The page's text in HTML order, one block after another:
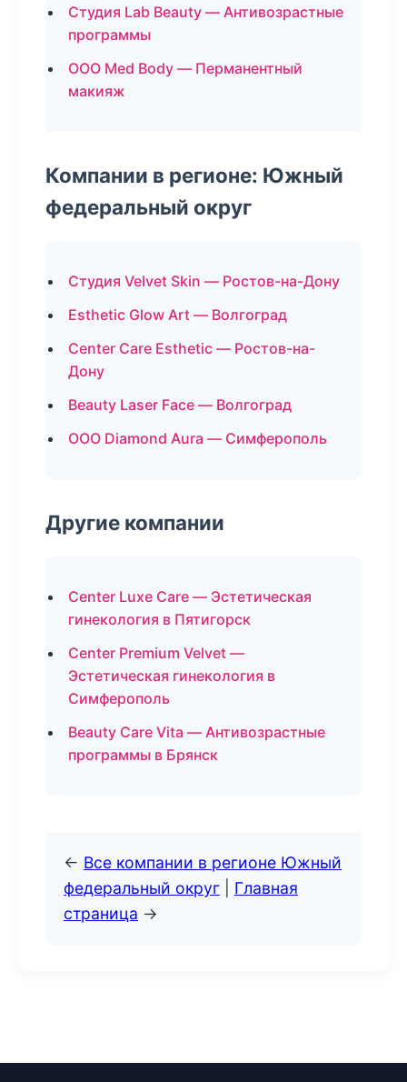
Студия Lab Beauty — Антивозрастные
программы
ООО Med Body — Перманентный
макияж
Компании в регионе: Южный
федеральный округ
Студия Velvet Skin — Ростов-на-Дону
Esthetic Glow Art — Волгоград
Center Care Esthetic — Ростов-на-
Дону
Beauty Laser Face — Волгоград
ООО Diamond Aura — Симферополь
Другие компании
Center Luxe Care — Эстетическая
гинекология в Пятигорск
Center Premium Velvet —
Эстетическая гинекология в
Симферополь
Beauty Care Vita — Антивозрастные
программы в Брянск
← Все компании в регионе Южный
федеральный округ
Главная
страница →